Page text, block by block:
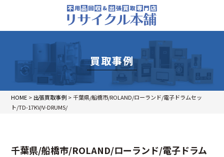
買取事例
HOME > 出張買取事例 >千葉県/船橋市/ROLAND/ローランド/電子ドラムセッ
ト/TD-17KV/V-DRUMS/
千葉県/船橋市/ROLAND/ローランド/電子ドラム